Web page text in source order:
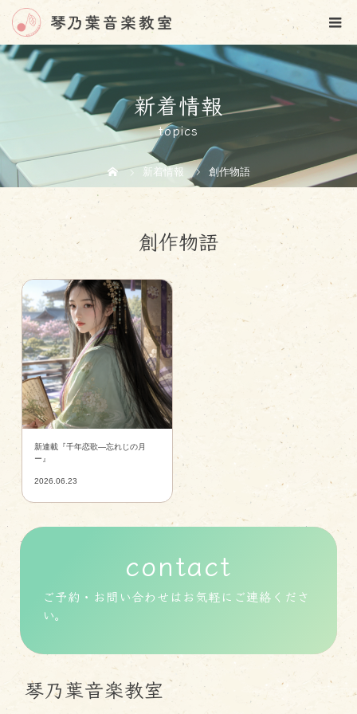
新着情報
topics
新着情報 創作物語
創作物語
新連載『千年恋歌―忘れじの月
ー』
2026.06.23
contact
ご予約・お問い合わせはお気軽にご連絡くださ
い。
琴乃葉音楽教室